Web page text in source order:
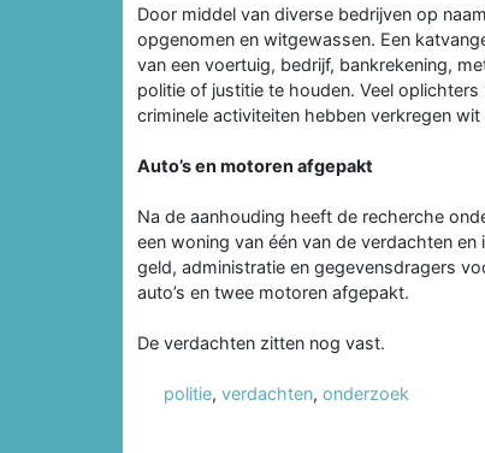
Door middel van diverse bedrijven op
opgenomen en witgewassen. Een
van een voertuig, bedrijf, bankrekening,
politie of justitie te houden. Veel
criminele activiteiten hebben verkregen wit
Auto’s en motoren afgepakt
Na de aanhouding heeft de recherche
een woning van één van de verdachten
geld, administratie en gegevensdragers
auto’s en twee motoren afgepakt.
De verdachten zitten nog vast.
politie, verdachten, onderzoek